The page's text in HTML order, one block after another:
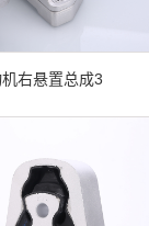
右悬置总成3